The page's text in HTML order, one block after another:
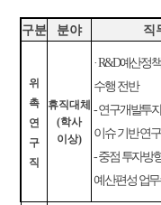
구분 분야 직
위
촉
연
구
직
휴직대체
(학사
이상)
· R&D예산정
수행 전반
-연구개발투
이슈 기반 연
-중점 투자방
예산편성 업